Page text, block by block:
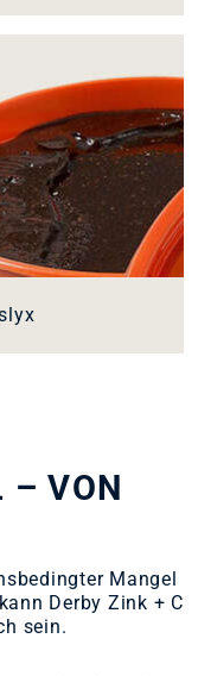
– VON
Mangel
Derby Zink + C
sein.